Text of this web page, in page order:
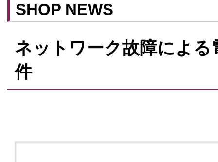
SHOP NEWS
ネットワーク故障によ
件